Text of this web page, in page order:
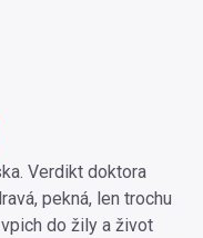
Verdikt doktora
pekná, len trochu
do žily a život